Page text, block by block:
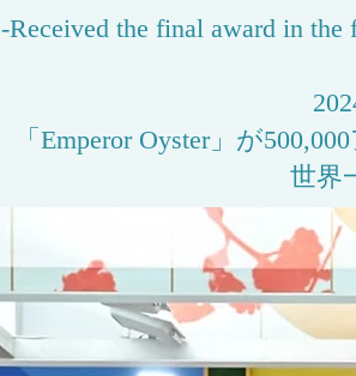
-Received the final award in
「 Emperor Oyster」が
世界